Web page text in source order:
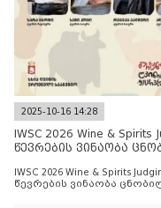
2025-10-16 14:28
IWSC 2026 Wine &
წევრების ვინაობა
IWSC 2026 Wine & Spirits
წევრების ვინაობა